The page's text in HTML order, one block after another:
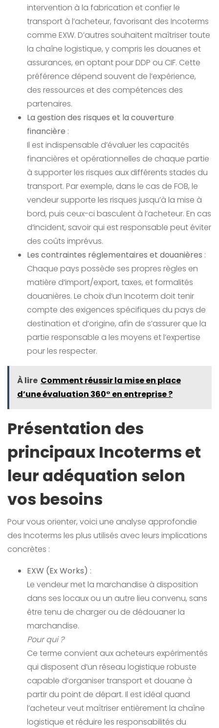
intervention à la fabrication et confier le
transport à l’acheteur, favorisant des Incoterms
comme EXW. D’autres souhaitent maîtriser toute
la chaîne logistique, y compris les douanes et
assurances, en optant pour DDP ou CIF. Cette
préférence dépend souvent de l’expérience,
des ressources et des compétences des
partenaires.
La gestion des risques et la couverture
financière :
Il est indispensable d’évaluer les capacités
financières et opérationnelles de chaque partie
à supporter les risques aux différents stades du
transport. Par exemple, dans le cas de FOB, le
vendeur supporte les risques jusqu’à la mise à
bord, puis ceux-ci basculent à l’acheteur. En cas
d’incident, savoir qui est responsable peut éviter
des coûts imprévus.
Les contraintes réglementaires et douanières :
Chaque pays possède ses propres règles en
matière d’import/export, taxes, et formalités
douanières. Le choix d’un Incoterm doit tenir
compte des exigences spécifiques du pays de
destination et d’origine, afin de s’assurer que la
partie responsable a les moyens et l’expertise
pour les respecter.
À lire Comment réussir la mise en place
d’une évaluation 360° en entreprise ?
Présentation des
principaux Incoterms et
leur adéquation selon
vos besoins
Pour vous orienter, voici une analyse approfondie
des Incoterms les plus utilisés avec leurs implications
concrètes :
EXW (Ex Works) :
Le vendeur met la marchandise à disposition
dans ses locaux ou un autre lieu convenu, sans
être tenu de charger ou de dédouaner la
marchandise.
Pour qui ?
Ce terme convient aux acheteurs expérimentés
qui disposent d’un réseau logistique robuste
capable d’organiser transport et douane à
partir du point de départ. Il est idéal quand
l’acheteur veut maîtriser entièrement la chaîne
logistique et réduire les responsabilités du